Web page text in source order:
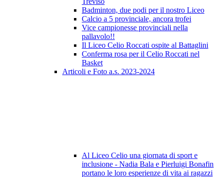
Badminton, due podi per il nostro Liceo
Calcio a 5 provinciale, ancora trofei
Vice campionesse provinciali nella
pallavolo!!
Il Liceo Celio Roccati ospite al Battaglini
Conferma rosa per il Celio Roccati nel
Basket
Articoli e Foto a.s. 2023-2024
Al Liceo Celio una giornata di sport e
inclusione - Nadia Bala e Pierluigi Bonafin
portano le loro esperienze di vita ai ragazzi